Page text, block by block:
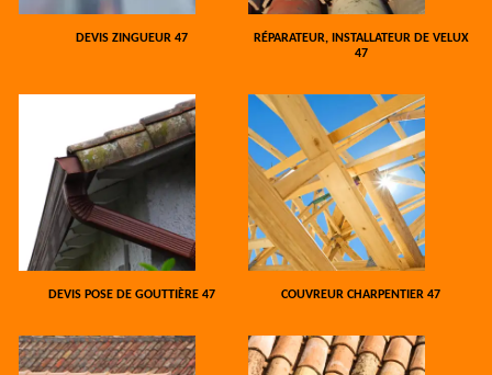
DEVIS ZINGUEUR 47
RÉPARATEUR, INSTALLATEUR DE VELUX
47
DEVIS POSE DE GOUTTIÈRE 47 COUVREUR CHARPENTIER 47